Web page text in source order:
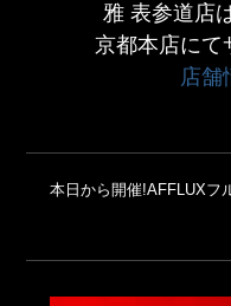
雅 表参道店
京都本店にて
店舗
本日から開催!AFFLUXフ